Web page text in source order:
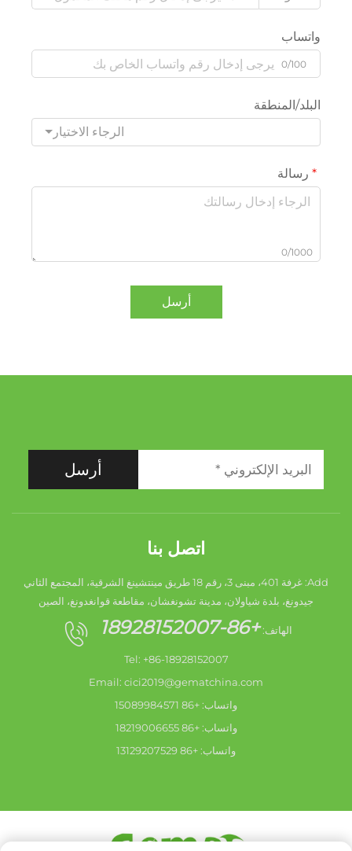
واتساب
0/100
البلد/المنطقة
الرجاء الاختيار
رسالة
0/1000
أرسل
أرسل
اتصل بنا
Add: غرفة 401، مبنى 3، رقم 18 طريق مينتشينغ الشرقية، المجتمع الثاني
جيدونغ، بلدة شياولان، مدينة تشونغشان، مقاطعة قوانغدونغ، الصين
الهاتف: +86-18928152007
Tel: +86-18928152007
Email: cici2019@gematchina.com
واتساب: +86 15089984571
واتساب: +86 18219006655
واتساب: +86 13129207529